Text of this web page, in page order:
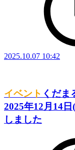
2025.10.07 10:42
イベント くだ
2025年
しました